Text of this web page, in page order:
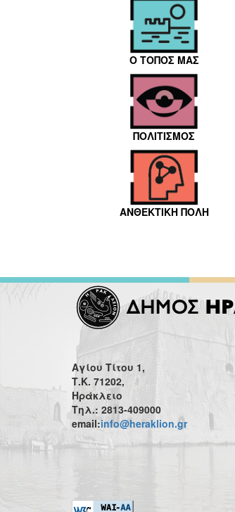
Ο ΤΟΠΟΣ ΜΑΣ
ΠΟΛΙΤΙΣΜΟΣ
ΑΝΘΕΚΤΙΚΗ ΠΟΛΗ
Αγίου Τίτου 1,
Τ.Κ. 71202,
Ηράκλειο
Τηλ.: 2813-409000
email:info@heraklion.gr